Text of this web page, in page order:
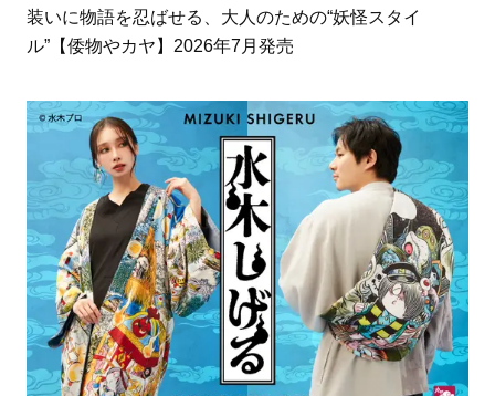
ス学」
タログ
装いに物語を忍ばせる、大人のための“妖怪スタイ
ル”【倭物やカヤ】2026年7月発売